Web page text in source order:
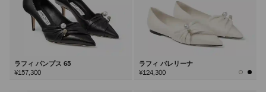
ラフィ パンプス 65
¥157,300
ラフィ バレリーナ
¥124,300